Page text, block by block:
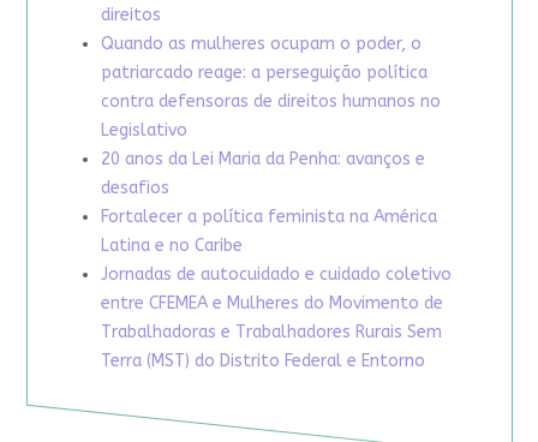
direitos
Quando as mulheres ocupam o poder, o
patriarcado reage: a perseguição política
contra defensoras de direitos humanos no
Legislativo
20 anos da Lei Maria da Penha: avanços e
desafios
Fortalecer a política feminista na América
Latina e no Caribe
Jornadas de autocuidado e cuidado coletivo
entre CFEMEA e Mulheres do Movimento de
Trabalhadoras e Trabalhadores Rurais Sem
Terra (MST) do Distrito Federal e Entorno